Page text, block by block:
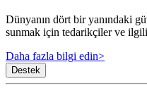
Dünyanın dört bir yanındaki
sunmak için tedarikçiler ve ilgili
Daha fazla bilgi edin>
Destek